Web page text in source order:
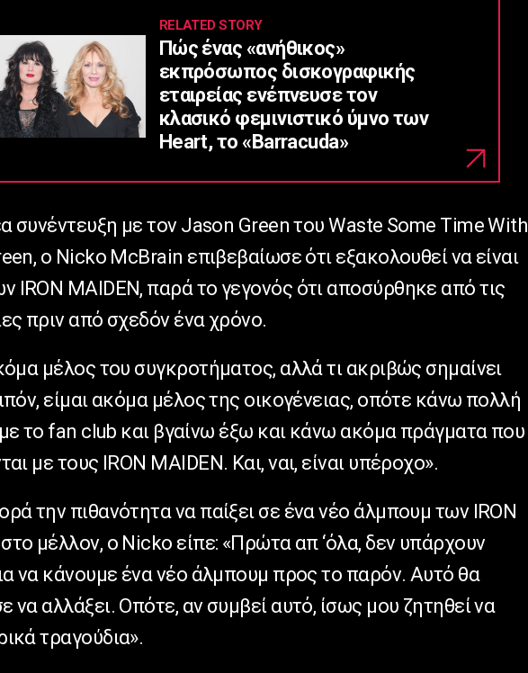
RELATED STORY
Πώς ένας «ανήθικος»
εκπρόσωπος δισκογραφικής
εταιρείας ενέπνευσε τον
κλασικό φεμινιστικό ύμνο των
Heart, το «Barracuda»
συνέντευξη με τον Jason Green του Waste Some Time With
ο Nicko McBrain επιβεβαίωσε ότι εξακολουθεί να είναι
IRON MAIDEN, παρά το γεγονός ότι αποσύρθηκε από τις
πριν από σχεδόν ένα χρόνο.
μέλος του συγκροτήματος, αλλά τι ακριβώς σημαίνει
είμαι ακόμα μέλος της οικογένειας, οπότε κάνω πολλή
το fan club και βγαίνω έξω και κάνω ακόμα πράγματα που
με τους IRON MAIDEN. Και, ναι, είναι υπέροχο».
την πιθανότητα να παίξει σε ένα νέο άλμπουμ των IRON
μέλλον, ο Nicko είπε: «Πρώτα απ ‘όλα, δεν υπάρχουν
να κάνουμε ένα νέο άλμπουμ προς το παρόν. Αυτό θα
να αλλάξει. Οπότε, αν συμβεί αυτό, ίσως μου ζητηθεί να
τραγούδια».